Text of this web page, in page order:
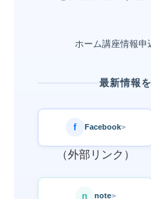
ホーム講座情報申
最新情報
f Facebook>
（外部リンク）
n note>